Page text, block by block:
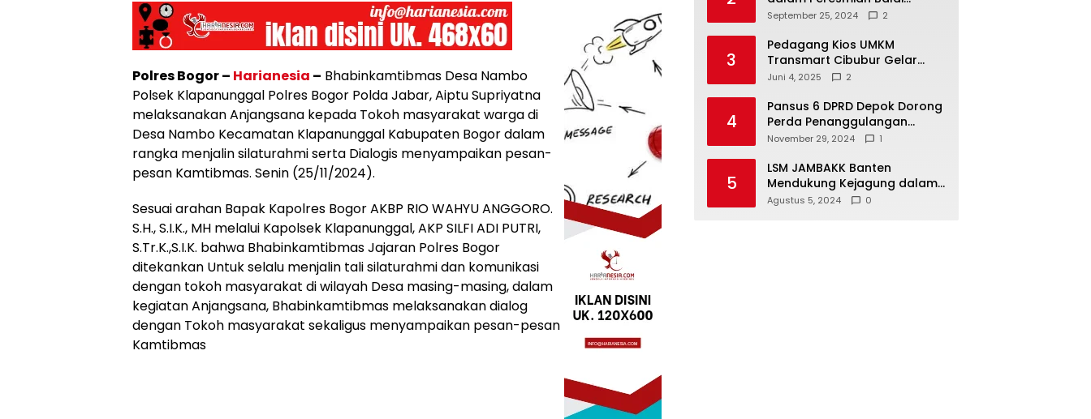
Polres Bogor – Harianesia – Bhabinkamtibmas Desa Nambo
Polsek Klapanunggal Polres Bogor Polda Jabar, Aiptu Supriyatna
melaksanakan Anjangsana kepada Tokoh masyarakat warga di
Desa Nambo Kecamatan Klapanunggal Kabupaten Bogor dalam
rangka menjalin silaturahmi serta Dialogis menyampaikan pesan-
pesan Kamtibmas. Senin (25/11/2024).
Sesuai arahan Bapak Kapolres Bogor AKBP RIO WAHYU ANGGORO.
S.H., S.I.K., MH melalui Kapolsek Klapanunggal, AKP SILFI ADI PUTRI,
S.Tr.K.,S.I.K. bahwa Bhabinkamtibmas Jajaran Polres Bogor
ditekankan Untuk selalu menjalin tali silaturahmi dan komunikasi
dengan tokoh masyarakat di wilayah Desa masing-masing, dalam
kegiatan Anjangsana, Bhabinkamtibmas melaksanakan dialog
dengan Tokoh masyarakat sekaligus menyampaikan pesan-pesan
Kamtibmas
Warga di Sukamaju : Wadah
Aspirasi Masyarakat
September 25, 2024 2
3
Pedagang Kios UMKM
Transmart Cibubur Gelar
Family Gathering di Cisarua,
Kekompakan
Juni 4, 2025 2
4
Pansus 6 DPRD Depok Dorong
Perda Penanggulangan
Kebakaran untuk
November 29, 2024 1
5
LSM JAMBAKK Banten
Mendukung Kejagung dalam
Investigasi Terhadap
Agustus 5, 2024 0